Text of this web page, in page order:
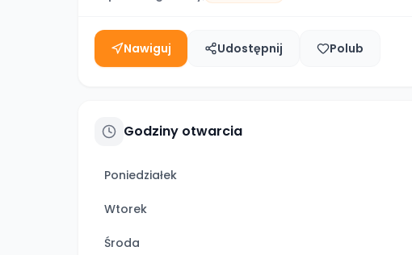
Nawiguj Udostępnij Polub
Godziny otwarcia
Poniedziałek
Wtorek
Środa